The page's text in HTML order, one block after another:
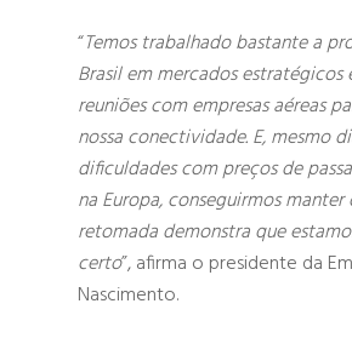
“Temos trabalhado bastante a
Brasil em mercados estratégicos
reuniões com empresas aéreas
nossa conectividade. E, mesmo
dificuldades com preços de
na Europa, conseguirmos
retomada demonstra que
certo”, afirma o presidente da
Nascimento.